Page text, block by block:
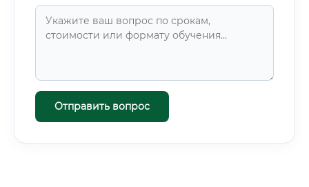
Отправить вопрос